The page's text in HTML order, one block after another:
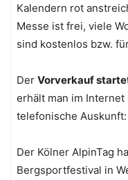
Kalendern rot
Messe ist frei, viele
sind kostenlos bzw.
Der Vorverkauf
erhält man im Internet
telefonische
Der Kölner AlpinTag
Bergsportfestival in